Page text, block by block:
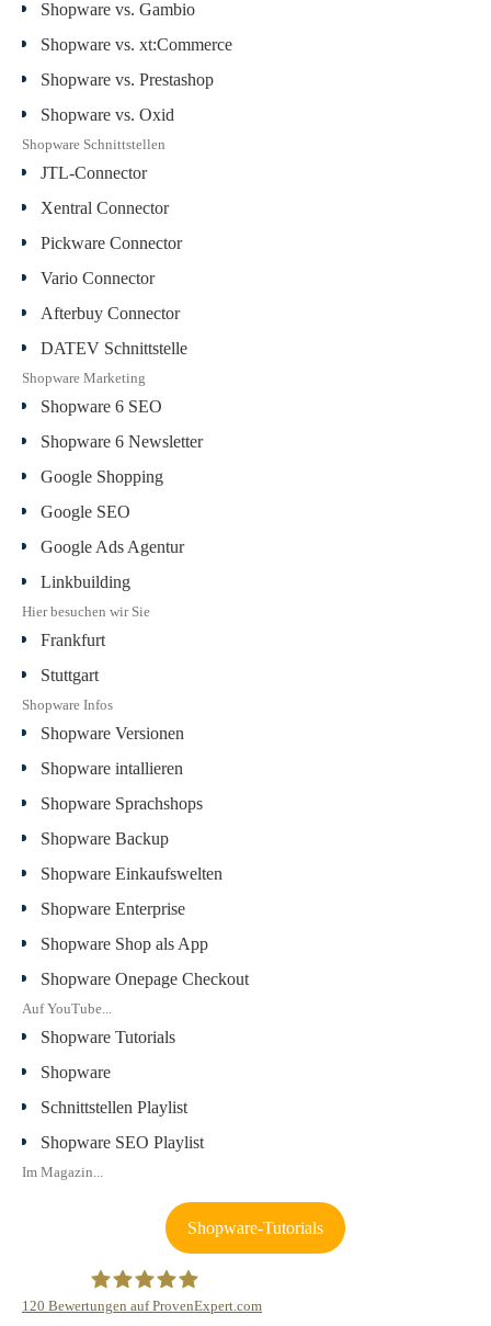
Shopware vs. Gambio
Shopware vs. xt:Commerce
Shopware vs. Prestashop
Shopware vs. Oxid
Shopware Schnittstellen
JTL-Connector
Xentral Connector
Pickware Connector
Vario Connector
Afterbuy Connector
DATEV Schnittstelle
Shopware Marketing
Shopware 6 SEO
Shopware 6 Newsletter
Google Shopping
Google SEO
Google Ads Agentur
Linkbuilding
Hier besuchen wir Sie
Frankfurt
Stuttgart
Shopware Infos
Shopware Versionen
Shopware intallieren
Shopware Sprachshops
Shopware Backup
Shopware Einkaufswelten
Shopware Enterprise
Shopware Shop als App
Shopware Onepage Checkout
Auf YouTube...
Shopware Tutorials
Shopware
Schnittstellen Playlist
Shopware SEO Playlist
Im Magazin...
Shopware-Tutorials
120 Bewertungen auf ProvenExpert.com